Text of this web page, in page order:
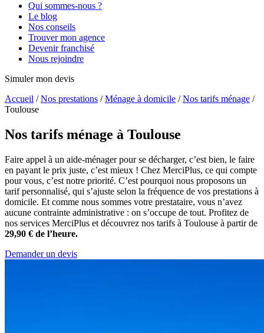
Qui sommes-nous ?
Le blog
Nos conseils
Trouver mon agence
Devenir franchisé
Nous rejoindre
Simuler mon devis
Accueil /Nos prestations /Ménage à domicile /Nos tarifs ménage /
Toulouse
Nos tarifs ménage à Toulouse
Faire appel à un aide-ménager pour se décharger, c’est bien, le faire
en payant le prix juste, c’est mieux ! Chez MerciPlus, ce qui compte
pour vous, c’est notre priorité. C’est pourquoi nous proposons un
tarif personnalisé, qui s’ajuste selon la fréquence de vos prestations à
domicile. Et comme nous sommes votre prestataire, vous n’avez
aucune contrainte administrative : on s’occupe de tout. Profitez de
nos services MerciPlus et découvrez nos tarifs à Toulouse à partir de
29,90 € de l’heure.
Demander un devis